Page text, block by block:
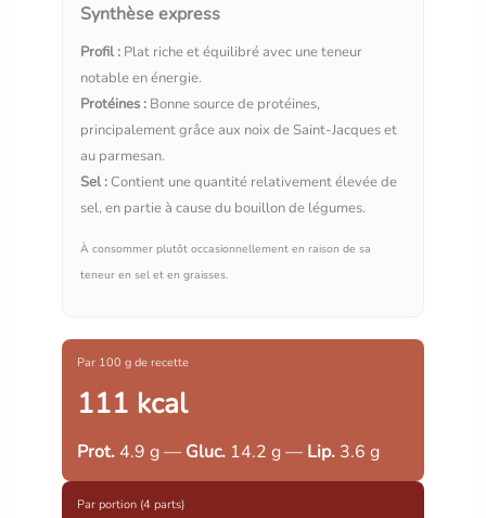
Synthèse express
Profil :Plat riche et équilibré avec une teneur
notable en énergie.
Protéines :Bonne source de protéines,
principalement grâce aux noix de Saint-Jacques et
au parmesan.
Sel :Contient une quantité relativement élevée de
sel, en partie à cause du bouillon de légumes.
À consommer plutôt occasionnellement en raison de sa
teneur en sel et en graisses.
Par 100 g de recette
111 kcal
Prot.4.9 g — Gluc.14.2 g — Lip.3.6 g
Par portion (4 parts)